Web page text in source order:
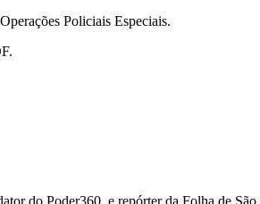
Policiais Especiais.